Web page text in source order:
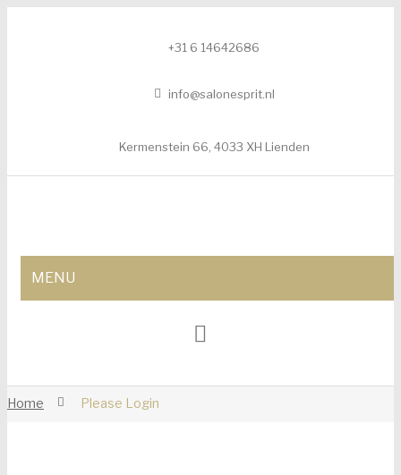
+31 6 14642686
info@salonesprit.nl
Kermenstein 66, 4033 XH Lienden
MENU
BEHANDELINGEN
Home Please Login